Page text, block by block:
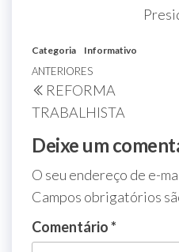
Categoria Informativo
ANTERIORES
REFORMA
TRABALHISTA
Deixe um
O seu endereço de e-
Campos obrigatórios
Comentário*